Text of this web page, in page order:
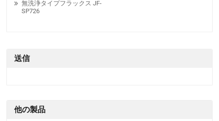
無洗浄タイプフラックス JF-
SP726
送信
他の製品